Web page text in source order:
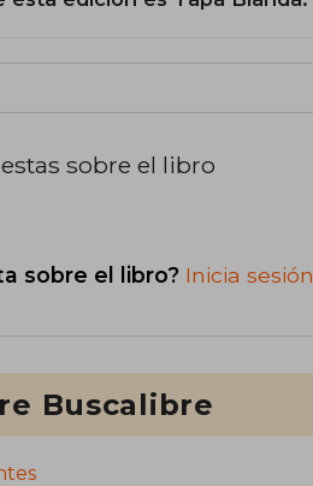
sobre el libro
sobre el libro? Inicia sesión
Buscalibre